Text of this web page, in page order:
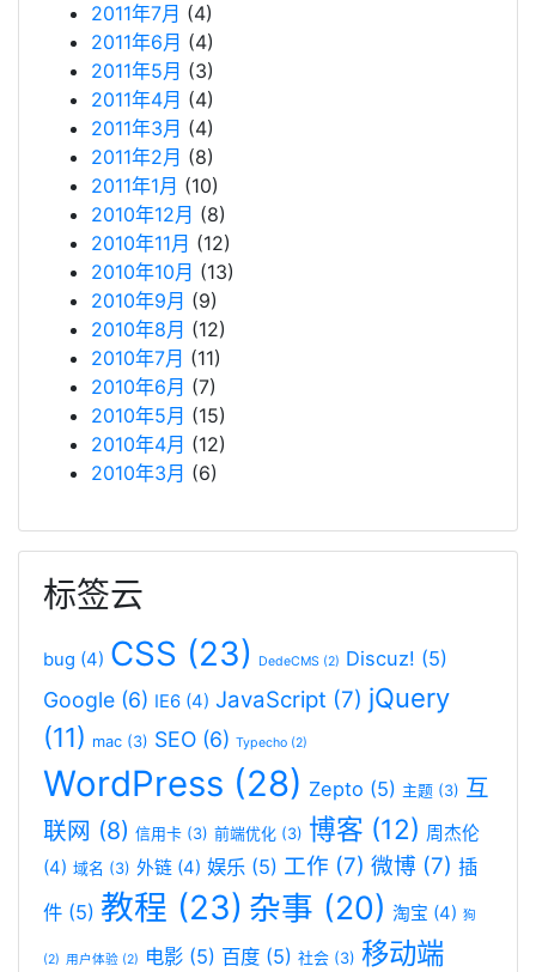
2011年7月 (4)
2011年6月 (4)
2011年5月 (3)
2011年4月 (4)
2011年3月 (4)
2011年2月 (8)
2011年1月 (10)
2010年12月 (8)
2010年11月 (12)
2010年10月 (13)
2010年9月 (9)
2010年8月 (12)
2010年7月 (11)
2010年6月 (7)
2010年5月 (15)
2010年4月 (12)
2010年3月 (6)
标签云
bug (4) CSS (23) DedeCMS (2) Discuz! (5)
Google (6) IE6 (4) JavaScript (7) jQuery
(11) mac (3) SEO (6) Typecho (2)
WordPress (28) Zepto (5) 主题 (3) 互
联网 (8) 信用卡 (3) 前端优化 (3) 博客 (12) 周杰伦
(4) 域名 (3) 外链 (4) 娱乐 (5) 工作 (7) 微博 (7) 插
件 (5) 教程 (23) 杂事 (20) 淘宝 (4) 狗
(2) 用户体验 (2) 电影 (5) 百度 (5) 社会 (3) 移动端